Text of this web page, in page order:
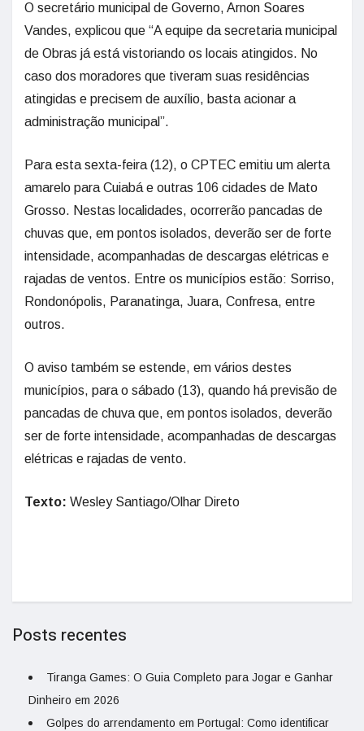
O secretário municipal de Governo, Arnon Soares
Vandes, explicou que “A equipe da secretaria municipal
de Obras já está vistoriando os locais atingidos. No
caso dos moradores que tiveram suas residências
atingidas e precisem de auxílio, basta acionar a
administração municipal”.
Para esta sexta-feira (12), o CPTEC emitiu um alerta
amarelo para Cuiabá e outras 106 cidades de Mato
Grosso. Nestas localidades, ocorrerão pancadas de
chuvas que, em pontos isolados, deverão ser de forte
intensidade, acompanhadas de descargas elétricas e
rajadas de ventos. Entre os municípios estão: Sorriso,
Rondonópolis, Paranatinga, Juara, Confresa, entre
outros.
O aviso também se estende, em vários destes
municípios, para o sábado (13), quando há previsão de
pancadas de chuva que, em pontos isolados, deverão
ser de forte intensidade, acompanhadas de descargas
elétricas e rajadas de vento.
Texto: Wesley Santiago/Olhar Direto
Posts recentes
Tiranga Games: O Guia Completo para Jogar e Ganhar
Dinheiro em 2026
Golpes do arrendamento em Portugal: Como identificar